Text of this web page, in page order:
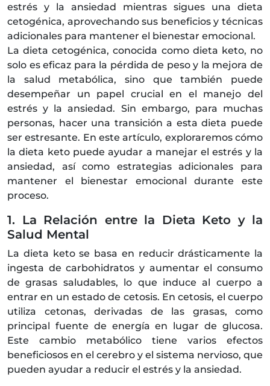
estrés y la ansiedad mientras sigues una dieta
cetogénica, aprovechando sus beneficios y técnicas
adicionales para mantener el bienestar emocional.
La dieta cetogénica, conocida como dieta keto, no
solo es eficaz para la pérdida de peso y la mejora de
la salud metabólica, sino que también puede
desempeñar un papel crucial en el manejo del
estrés y la ansiedad. Sin embargo, para muchas
personas, hacer una transición a esta dieta puede
ser estresante. En este artículo, exploraremos cómo
la dieta keto puede ayudar a manejar el estrés y la
ansiedad, así como estrategias adicionales para
mantener el bienestar emocional durante este
proceso.
1. La Relación entre la Dieta Keto y la
Salud Mental
La dieta keto se basa en reducir drásticamente la
ingesta de carbohidratos y aumentar el consumo
de grasas saludables, lo que induce al cuerpo a
entrar en un estado de cetosis. En cetosis, el cuerpo
utiliza cetonas, derivadas de las grasas, como
principal fuente de energía en lugar de glucosa.
Este cambio metabólico tiene varios efectos
beneficiosos en el cerebro y el sistema nervioso, que
pueden ayudar a reducir el estrés y la ansiedad.